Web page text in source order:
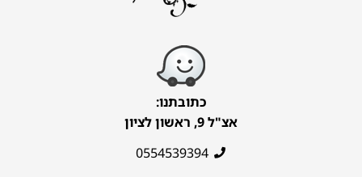
כתובתנו:
אצ"ל 9, ראשון לציון
0554539394